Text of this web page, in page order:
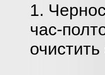
1.
час-